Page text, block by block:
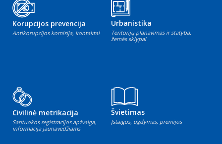
Korupcijos prevencija
Antikorupcijos komisija, kontaktai
Urbanistika
Teritorijų planavimas ir statyba,
žemės sklypai
Civilinė metrikacija
Santuokos registracijos apžvalga,
informacija jaunavedžiams
Švietimas
Įstaigos, ugdymas, premijos